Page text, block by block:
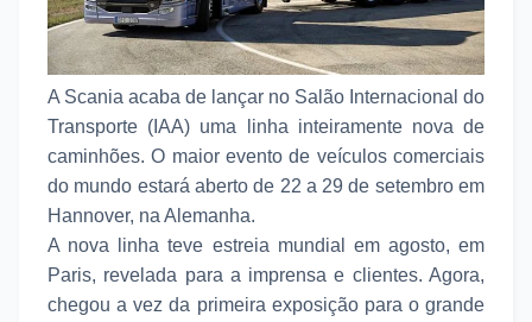
A Scania acaba de lançar no Salão Internacional do
Transporte (IAA) uma linha inteiramente nova de
caminhões. O maior evento de veículos comerciais
do mundo estará aberto de 22 a 29 de setembro em
Hannover, na Alemanha.
A nova linha teve estreia mundial em agosto, em
Paris, revelada para a imprensa e clientes. Agora,
chegou a vez da primeira exposição para o grande